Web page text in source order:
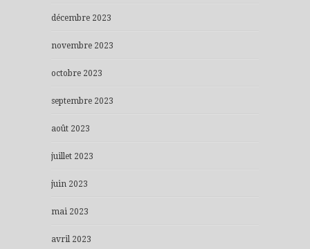
décembre 2023
novembre 2023
octobre 2023
septembre 2023
août 2023
juillet 2023
juin 2023
mai 2023
avril 2023